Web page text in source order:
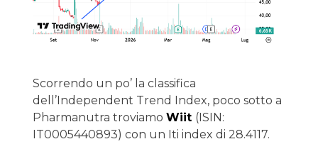
Scorrendo un po’ la classifica
dell’Independent Trend Index, poco sotto a
Pharmanutra troviamo Wiit (ISIN:
IT0005440893) con un Iti index di 28.4117.